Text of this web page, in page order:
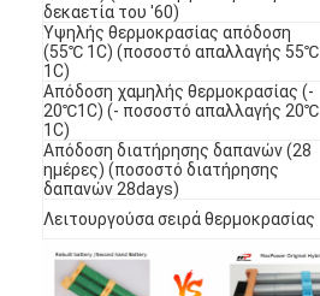
δεκαετία του '60)
Υψηλής θερμοκρασίας απόδοση
(55℃ 1C) (ποσοστό απαλλαγής 55℃
1C)
Απόδοση χαμηλής θερμοκρασίας (-
20℃1C) (- ποσοστό απαλλαγής 20℃
1C)
Απόδοση διατήρησης δαπανών (28
ημέρες) (ποσοστό διατήρησης
δαπανών 28days)
Λειτουργούσα σειρά θερμοκρασίας